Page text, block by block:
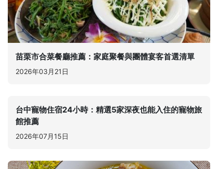
苗栗市合菜餐廳推薦：家庭聚餐與團體宴客首選清單
2026年03月21日
台中寵物住宿24小時：精選5家深夜也能入住的寵物旅
館推薦
2026年07月15日